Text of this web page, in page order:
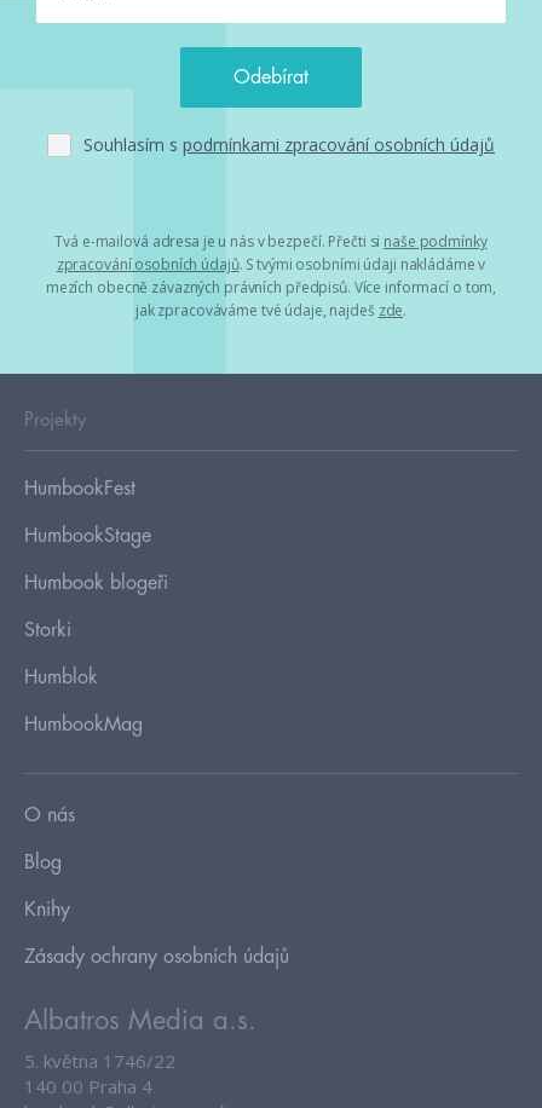
Souhlasím s podmínkami zpracování osobních údajů
Tvá e-mailová adresa je u nás v bezpečí. Přečti si naše podmínky
zpracování osobních údajů. S tvými osobními údaji nakládáme v
mezích obecně závazných právních předpisů. Více informací o tom,
jak zpracováváme tvé údaje, najdeš zde.
Projekty
HumbookFest
HumbookStage
Humbook blogeři
Storki
Humblok
HumbookMag
O nás
Blog
Knihy
Zásady ochrany osobních údajů
Albatros Media a.s.
5. května 1746/22
140 00 Praha 4